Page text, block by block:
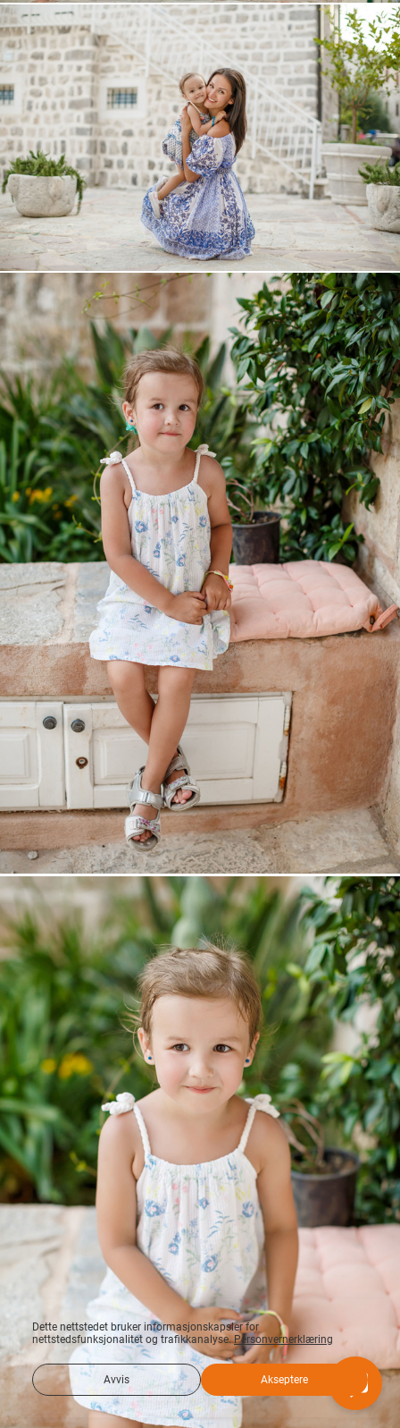
Dette nettstedet bruker informasjonskapsler for
nettstedsfunksjonalitet og trafikkanalyse.Personvernerklæring
Avvis Akseptere